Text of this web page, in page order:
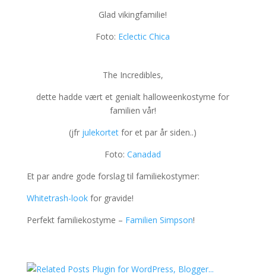
Glad vikingfamilie!
Foto: Eclectic Chica
The Incredibles,
dette hadde vært et genialt halloweenkostyme for
familien vår!
(jfr julekortet for et par år siden..)
Foto:Canadad
Et par andre gode forslag til familiekostymer:
Whitetrash-lookfor gravide!
Perfekt familiekostyme – Familien Simpson!